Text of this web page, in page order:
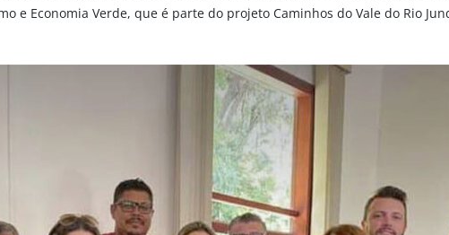
e Economia Verde, que é parte do projeto Caminhos do Vale do Rio